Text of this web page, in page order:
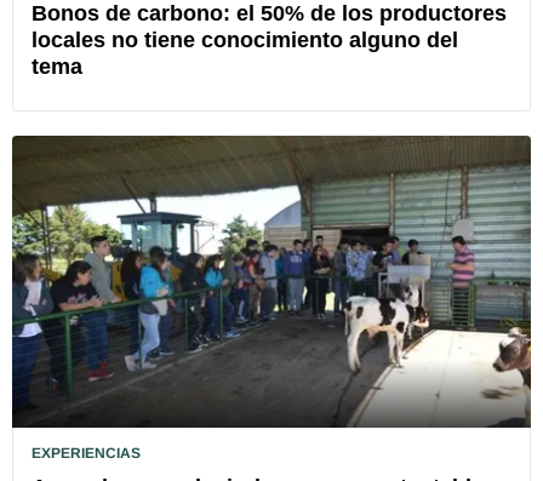
Bonos de carbono: el 50% de los productores
locales no tiene conocimiento alguno del
tema
EXPERIENCIAS